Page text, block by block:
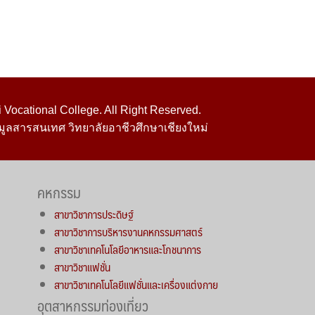
College. All Right Reserved.
สารสนเทศ วิทยาลัยอาชีวศึกษาเชียงใหม่
คหกรรม
สาขาวิชาการประดิษฐ์
สาขาวิชาการบริหารงานคหกรรมศาสตร์
สาขาวิชาเทคโนโลยีอาหารและโภชนาการ
สาขาวิชาแฟชั่น
สาขาวิชาเทคโนโลยีแฟชั่นและเครื่องแต่งกาย
อุตสาหกรรมท่องเที่ยว